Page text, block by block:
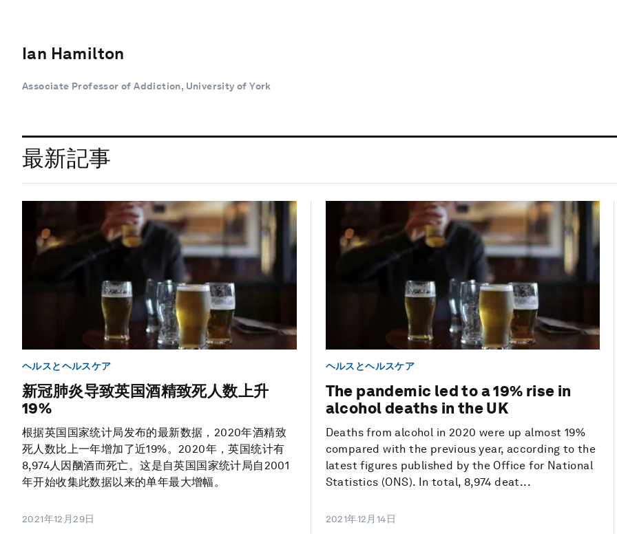
Ian Hamilton
Associate Professor of Addiction, University of York
最新記事
ヘルスとヘルスケア
新冠肺炎导致英国酒精致死人数上升
19%
根据英国国家统计局发布的最新数据，2020年酒精致
死人数比上一年增加了近19%。2020年，英国统计有
8,974人因酗酒而死亡。这是自英国国家统计局自2001
年开始收集此数据以来的单年最大增幅。
2021年12月29日
ヘルスとヘルスケア
The pandemic led to a 19% rise in
alcohol deaths in the UK
Deaths from alcohol in 2020 were up almost 19%
compared with the previous year, according to the
latest figures published by the Office for National
Statistics (ONS). In total, 8,974 deat...
2021年12月14日